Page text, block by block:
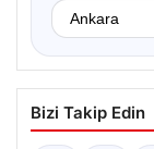
Bizi Takip Edin